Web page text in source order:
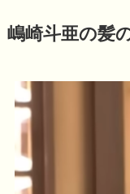
嶋崎斗亜の髪